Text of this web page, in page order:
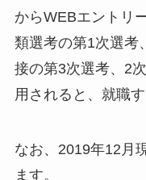
からWEBエントリ
類選考の第1次選考
接の第3次選考、2
用されると、就職
なお、2019年12月
ます。